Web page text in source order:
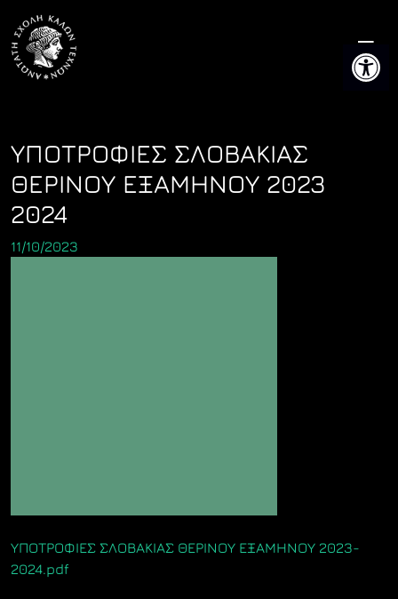
content
ΥΠΟΤΡΟΦΙΕΣ ΣΛΟΒΑΚΙΑΣ
ΘΕΡΙΝΟΥ ΕΞΑΜΗΝΟΥ 2023
2024
11/10/2023
ΥΠΟΤΡΟΦΙΕΣ ΣΛΟΒΑΚΙΑΣ ΘΕΡΙΝΟΥ ΕΞΑΜΗΝΟΥ 2023-
2024.pdf